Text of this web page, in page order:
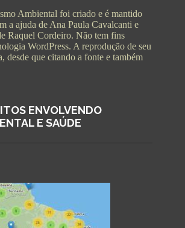
Ambiental foi criado e é mantido
a ajuda de Ana Paula Cavalcanti e
Raquel Cordeiro. Não tem fins
WordPress. A reprodução de seu
desde que citando a fonte e também
ENVOLVENDO
E SAÚDE